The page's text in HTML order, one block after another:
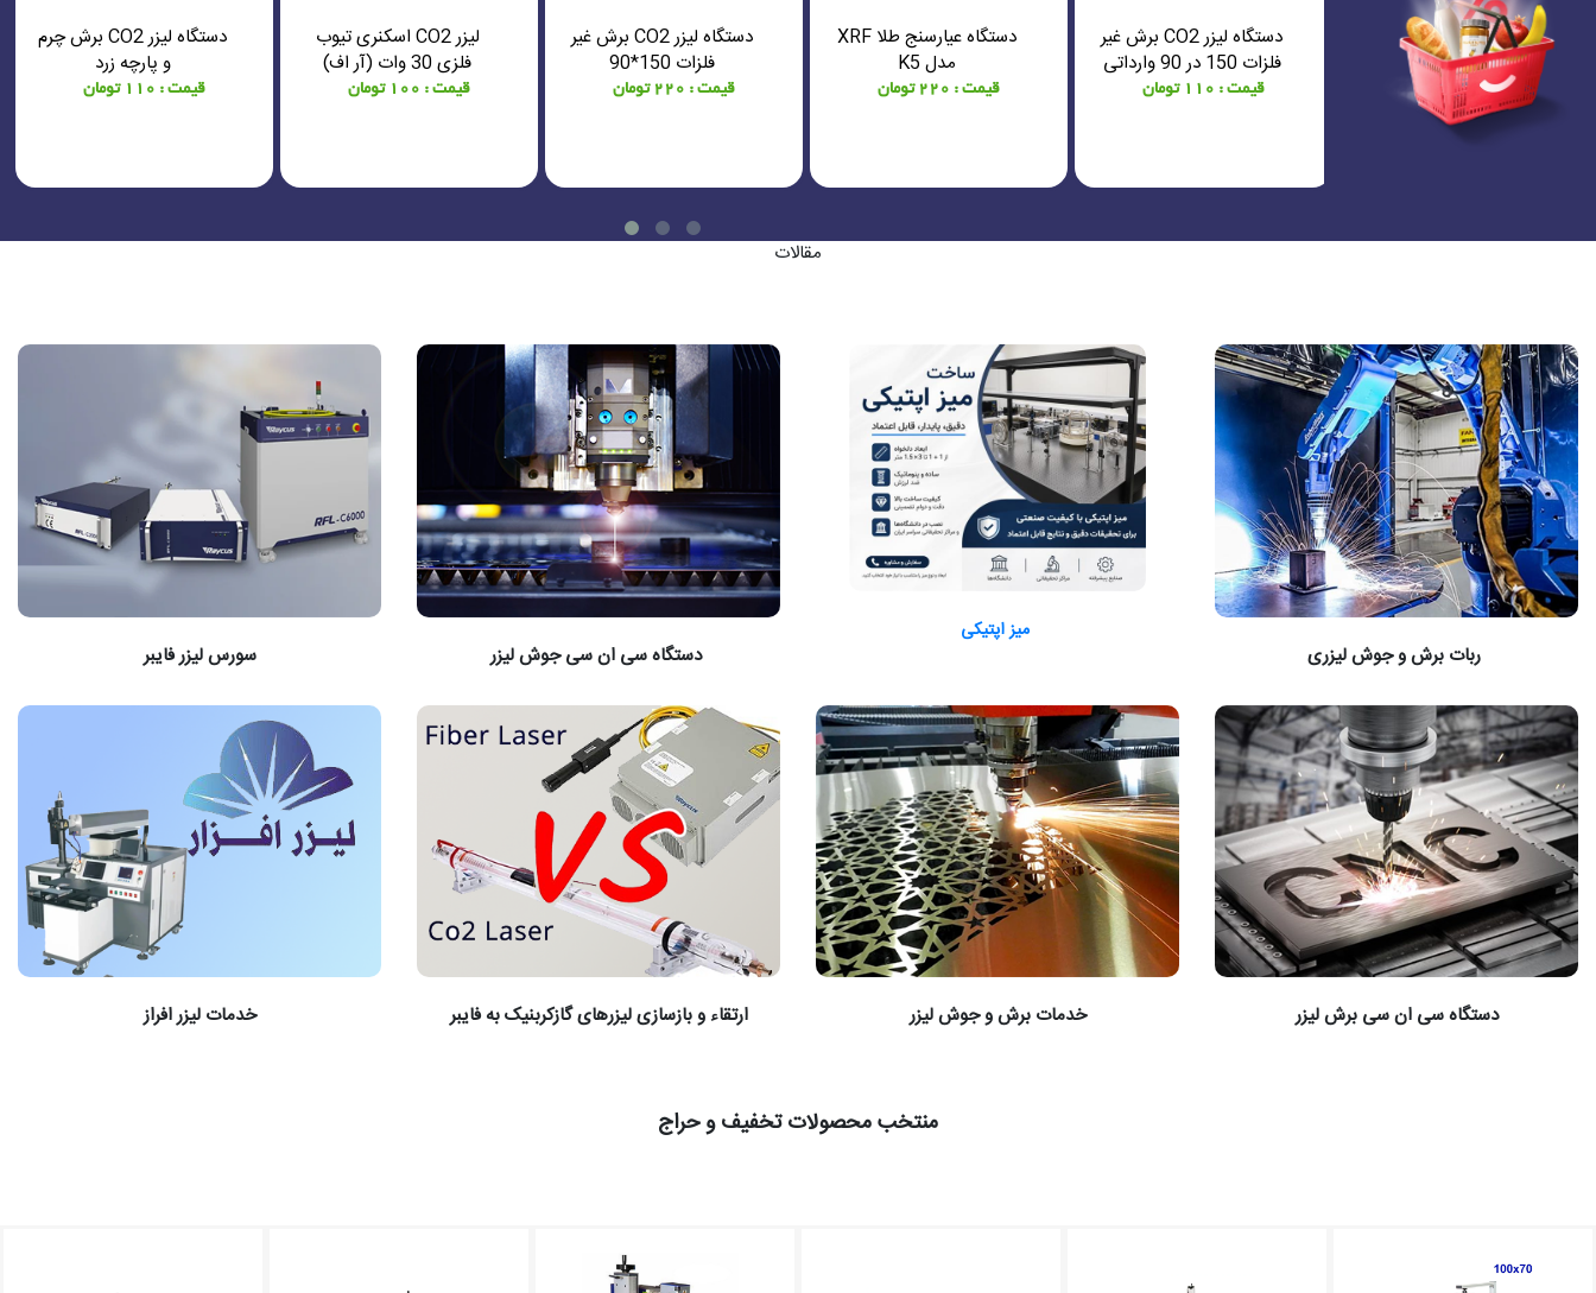
دستگاه لیزر CO2 برش چرم
و پارچه زرد
قیمت : 110 تومان
لیزر CO2 اسکنری تیوب
فلزی 30 وات (آر اف)
20x20 قیمت : 100 تومان
دستگاه لیزر CO2 برش غیر
فلزات 150*90
قیمت : 220 تومان
دستگاه عیارسنج طلا XRF
مدل K5
قیمت : 220 تومان
دستگاه لیزر CO2 برش غیر
فلزات 150 در 90 وارداتی
قیمت : 110 تومان
ماژول خط تولید فراهوشمند
موقعیت یاب آبی نفتی
الجی 2 تایی بزرگ 10x10
قیمت : 240 تومان
مقالات
ربات برش و جوش لیزری
میز اپتیکی
دستگاه سی ان سی جوش لیزر سورس لیزر فایبر
دستگاه سی ان سی برش لیزر خدمات برش و جوش لیزر ارتقاء و بازسازی لیزرهای گازکربنیک به فایبر خدمات لیزر افراز
منتخب محصولات تخفیف و حراج